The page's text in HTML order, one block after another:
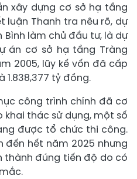
xây dựng cơ sở hạ tầng
luận Thanh tra nêu rõ, dự
Bình làm chủ đầu tư, là dự
án cơ sở hạ tầng Tràng
2005, lũy kế vốn đã cấp
1.838,377 tỷ đồng.
công trình chính đã cơ
thác sử dụng, một số
được tổ chức thi công.
đến hết năm 2025 nhưng
thành đúng tiến độ do có